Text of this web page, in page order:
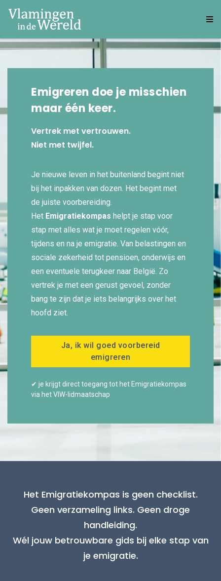
Emigreren doe je misschien
maar één keer.
Vertrek met vertrouwen.
Niet met twijfel.
Je nieuwe leven in het buitenland begint niet
bij het inpakken van dozen. Het begint met
de juiste voorbereiding.
Het Emigratiekompas helpt je stap voor
stap met alles wat je moet regelen vóór,
tijdens en na je emigratie. Van belastingen en
sociale zekerheid tot pensioen, onderwijs en
een eventuele terugkeer naar België. Zo
vertrek je met een gerust gevoel, zonder
bang te zijn dat je iets belangrijks over het
hoofd ziet.
Ja, ik wil goed voorbereid
emigreren
✔ je krijgt direct toegang tot het Emigratiekompas
via het VIW-lidmaatschap
Het Emigratiekompas is geen checklist.
Geen verzameling links. Geen droge
handleiding.
Wél jouw betrouwbare gids bij elke stap van
je emigratie.